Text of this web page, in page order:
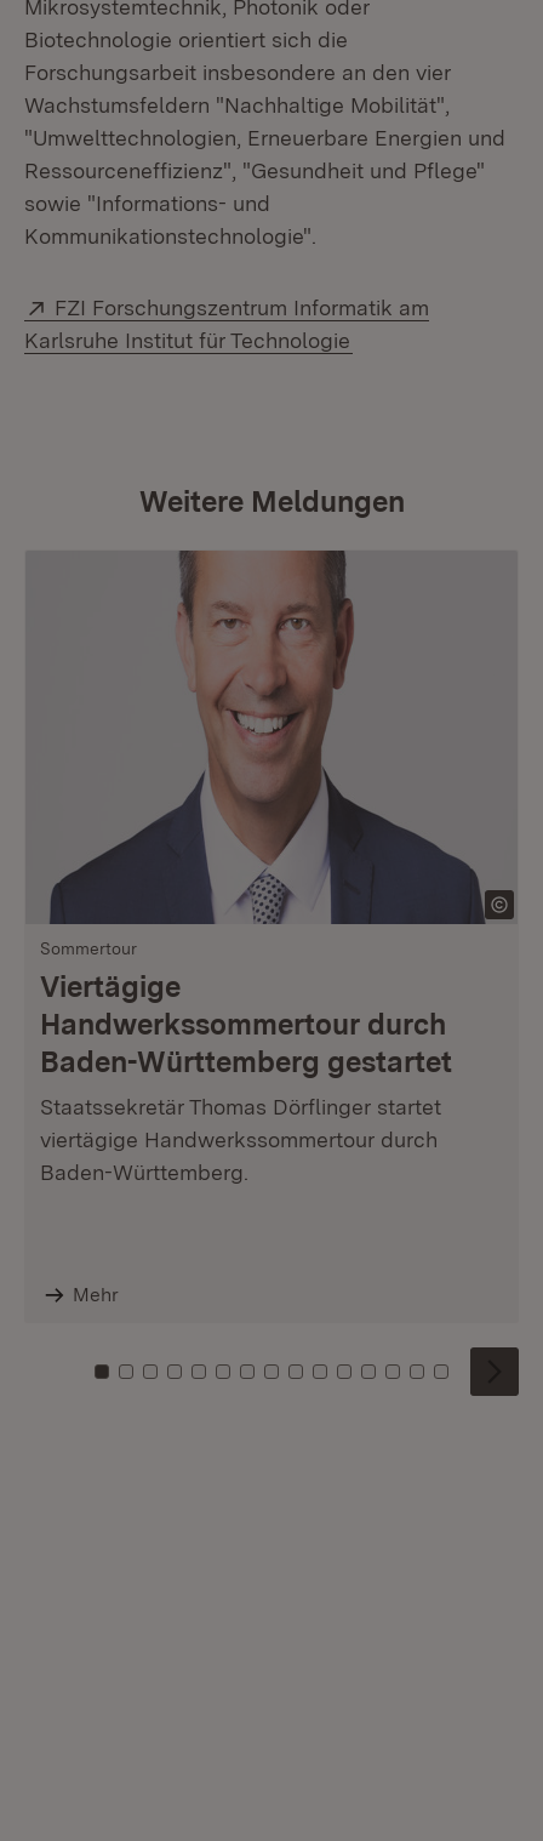
Mikrosystemtechnik, Photonik oder
Biotechnologie orientiert sich die
Forschungsarbeit insbesondere an den vier
Wachstumsfeldern "Nachhaltige Mobilität",
"Umwelttechnologien, Erneuerbare Energien und
Ressourceneffizienz", "Gesundheit und Pflege"
sowie "Informations- und
Kommunikationstechnologie".
Extern:
FZI Forschungszentrum Informatik am
Karlsruhe Institut für Technologie
Weitere Meldungen
Sommertour
Viertägige
Handwerkssommertour durch
Baden-Württemberg gestartet
Staatssekretär Thomas Dörflinger startet
viertägige Handwerkssommertour durch
Baden-Württemberg.
Mehr
Zu Kachel: 0
Zu Kachel: 1
Zu Kachel: 2
Zu Kachel: 3
Zu Kachel: 4
Zu Kachel: 5
Zu Kachel: 6
Zu Kachel: 7
Zu Kachel: 8
Zu Kachel: 9
Zu Kachel: 10
Zu Kachel: 11
Zu Kachel: 12
Zu Kachel:
Zu